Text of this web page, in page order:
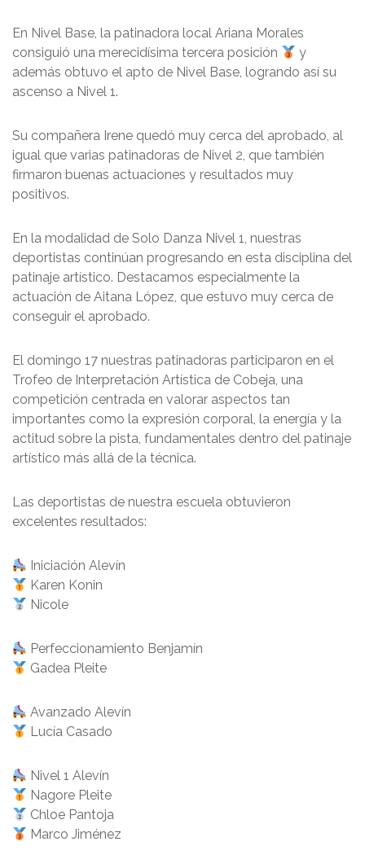
En Nivel Base, la patinadora local Ariana Morales
consiguió una merecidísima tercera posición
y
además obtuvo el apto de Nivel Base, logrando así su
ascenso a Nivel 1.
Su compañera Irene quedó muy cerca del aprobado, al
igual que varias patinadoras de Nivel 2, que también
firmaron buenas actuaciones y resultados muy
positivos.
En la modalidad de Solo Danza Nivel 1, nuestras
deportistas continúan progresando en esta disciplina del
patinaje artístico. Destacamos especialmente la
actuación de Aitana López, que estuvo muy cerca de
conseguir el aprobado.
El domingo 17 nuestras patinadoras participaron en el
Trofeo de Interpretación Artística de Cobeja, una
competición centrada en valorar aspectos tan
importantes como la expresión corporal, la energía y la
actitud sobre la pista, fundamentales dentro del patinaje
artístico más allá de la técnica.
Las deportistas de nuestra escuela obtuvieron
excelentes resultados:
Iniciación Alevín
Karen Konin
Nicole
Perfeccionamiento Benjamín
Gadea Pleite
Avanzado Alevín
Lucía Casado
Nivel 1 Alevín
Nagore Pleite
Chloe Pantoja
Marco Jiménez